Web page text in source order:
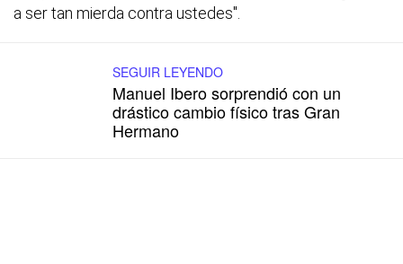
a ser tan mierda contra ustedes".
SEGUIR LEYENDO
Manuel Ibero sorprendió con un
drástico cambio físico tras Gran
Hermano